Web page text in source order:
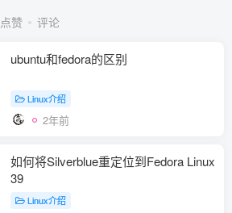
点赞 评论
ubuntu和fedora的区别
Linux介绍
2年前
如何将Silverblue重定位到Fedora Linux
39
Linux介绍